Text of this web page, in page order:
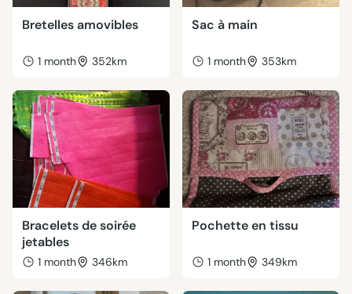
Bretelles amovibles
1 month 352km
Sac à main
1 month 353km
Bracelets de soirée
jetables
1 month 346km
Pochette en tissu
1 month 349km